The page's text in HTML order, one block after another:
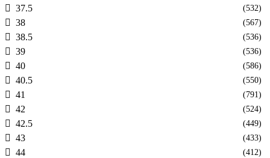
37.5 (532)
38 (567)
38.5 (536)
39 (536)
40 (586)
40.5 (550)
41 (791)
42 (524)
42.5 (449)
43 (433)
44 (412)